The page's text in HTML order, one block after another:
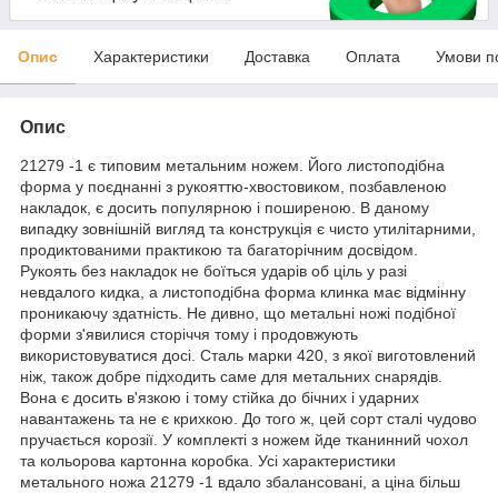
Опис Характеристики Доставка Оплата Умови
Опис
21279 -1 є типовим метальним ножем. Його листоподібна
форма у поєднанні з рукояттю-хвостовиком, позбавленою
накладок, є досить популярною і поширеною. В даному
випадку зовнішній вигляд та конструкція є чисто утилітарними,
продиктованими практикою та багаторічним досвідом.
Рукоять без накладок не боїться ударів об ціль у разі
невдалого кидка, а листоподібна форма клинка має відмінну
проникаючу здатність. Не дивно, що метальні ножі подібної
форми з'явилися сторіччя тому і продовжують
використовуватися досі. Сталь марки 420, з якої виготовлений
ніж, також добре підходить саме для метальних снарядів.
Вона є досить в'язкою і тому стійка до бічних і ударних
навантажень та не є крихкою. До того ж, цей сорт сталі чудово
пручається корозії. У комплекті з ножем йде тканинний чохол
та кольорова картонна коробка. Усі характеристики
метального ножа 21279 -1 вдало збалансовані, а ціна більш